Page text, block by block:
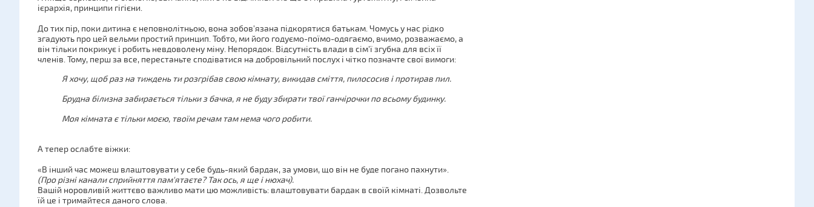
ієрархія, принципи гігієни.
До тих пір, поки дитина є неповнолітньою, вона зобов'язана підкорятися батькам. Чомусь у нас рідко
згадують про цей вельми простий принцип. Тобто, ми його годуємо-поїмо-одягаємо, вчимо, розважаємо, а
він тільки покрикує і робить невдоволену міну. Непорядок. Відсутність влади в сім'ї згубна для всіх її
членів. Тому, перш за все, перестаньте сподіватися на добровільний послух і чітко позначте свої вимоги:
Я хочу, щоб раз на тиждень ти розгрібав свою кімнату, викидав сміття, пилососив і протирав пил.
Брудна білизна забирається тільки з бачка, я не буду збирати твої ганчірочки по всьому будинку.
Моя кімната є тільки моєю, твоїм речам там нема чого робити.
А тепер ослабте віжки:
«В інший час можеш влаштовувати у себе будь-який бардак, за умови, що він не буде погано пахнути».
(Про різні канали сприйняття пам'ятаєте? Так ось, я ще і нюхач).
Вашій норовливій життєво важливо мати цю можливість: влаштовувати бардак в своїй кімнаті. Дозвольте
їй це і тримайтеся даного слова.